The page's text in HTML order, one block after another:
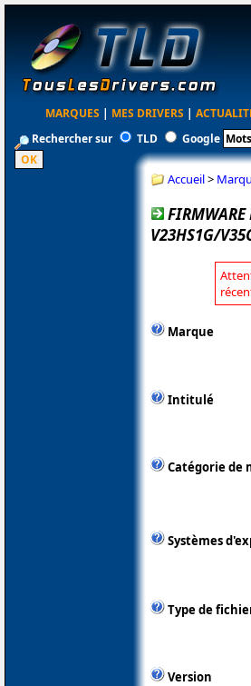
MARQUES | MES DRIVERS |
Rechercher sur
TLD Google
Accueil>
V23HS1G/
Marque
Intitulé
Catégorie de
Systèmes
Type de
Version